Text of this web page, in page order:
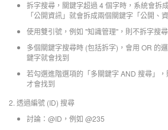
拆字搜尋，關鍵字超過 4 個字時，系統會拆
「公開資訊」就會拆成兩個關鍵字「公開、資
使用雙引號，例如 "知識管理"，則不拆字搜尋
多個關鍵字搜尋時 (包括拆字)，會用 OR 的
鍵字就會找到
若勾選進階選項的「多關鍵字 AND 搜尋」
才會找到
2. 透過編號 (ID) 搜尋
討論：@ID，例如 @235